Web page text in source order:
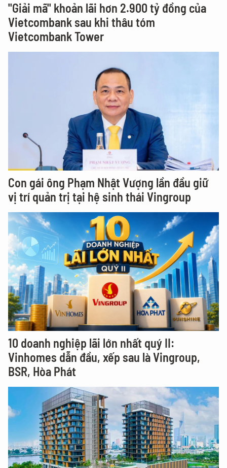
"Giải mã" khoản lãi hơn 2.900 tỷ đồng của
Vietcombank sau khi thâu tóm
Vietcombank Tower
Con gái ông Phạm Nhật Vượng lần đầu giữ
vị trí quản trị tại hệ sinh thái Vingroup
10 doanh nghiệp lãi lớn nhất quý II:
Vinhomes dẫn đầu, xếp sau là Vingroup,
BSR, Hòa Phát